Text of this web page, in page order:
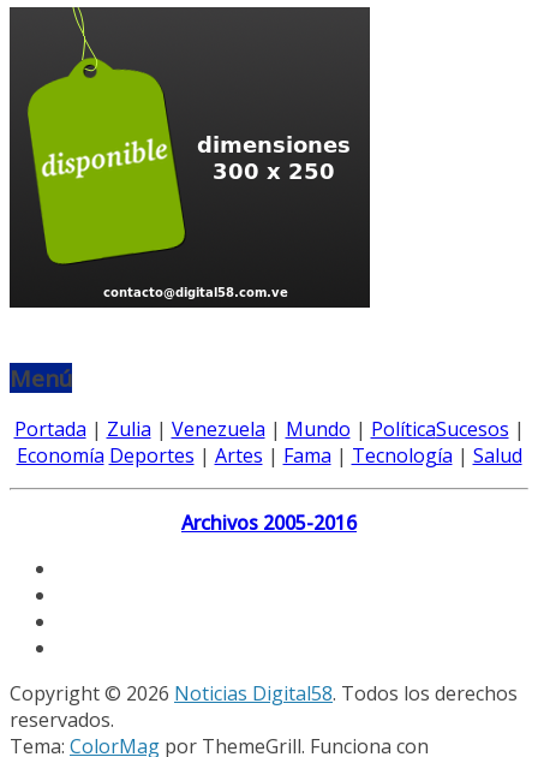
Menú
Portada | Zulia | Venezuela | Mundo | PolíticaSucesos |
Economía Deportes | Artes | Fama | Tecnología | Salud
Archivos 2005-2016
Copyright © 2026 Noticias Digital58. Todos los derechos
reservados.
Tema: ColorMag por ThemeGrill. Funciona con